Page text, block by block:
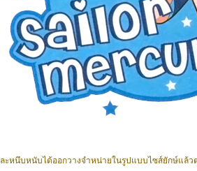
ะหนึบหนับได้ออกวางจำหน่ายในรูปแบบไซส์ยักษ์แล้ว